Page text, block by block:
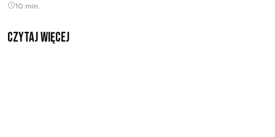
10 min.
czytaj więcej